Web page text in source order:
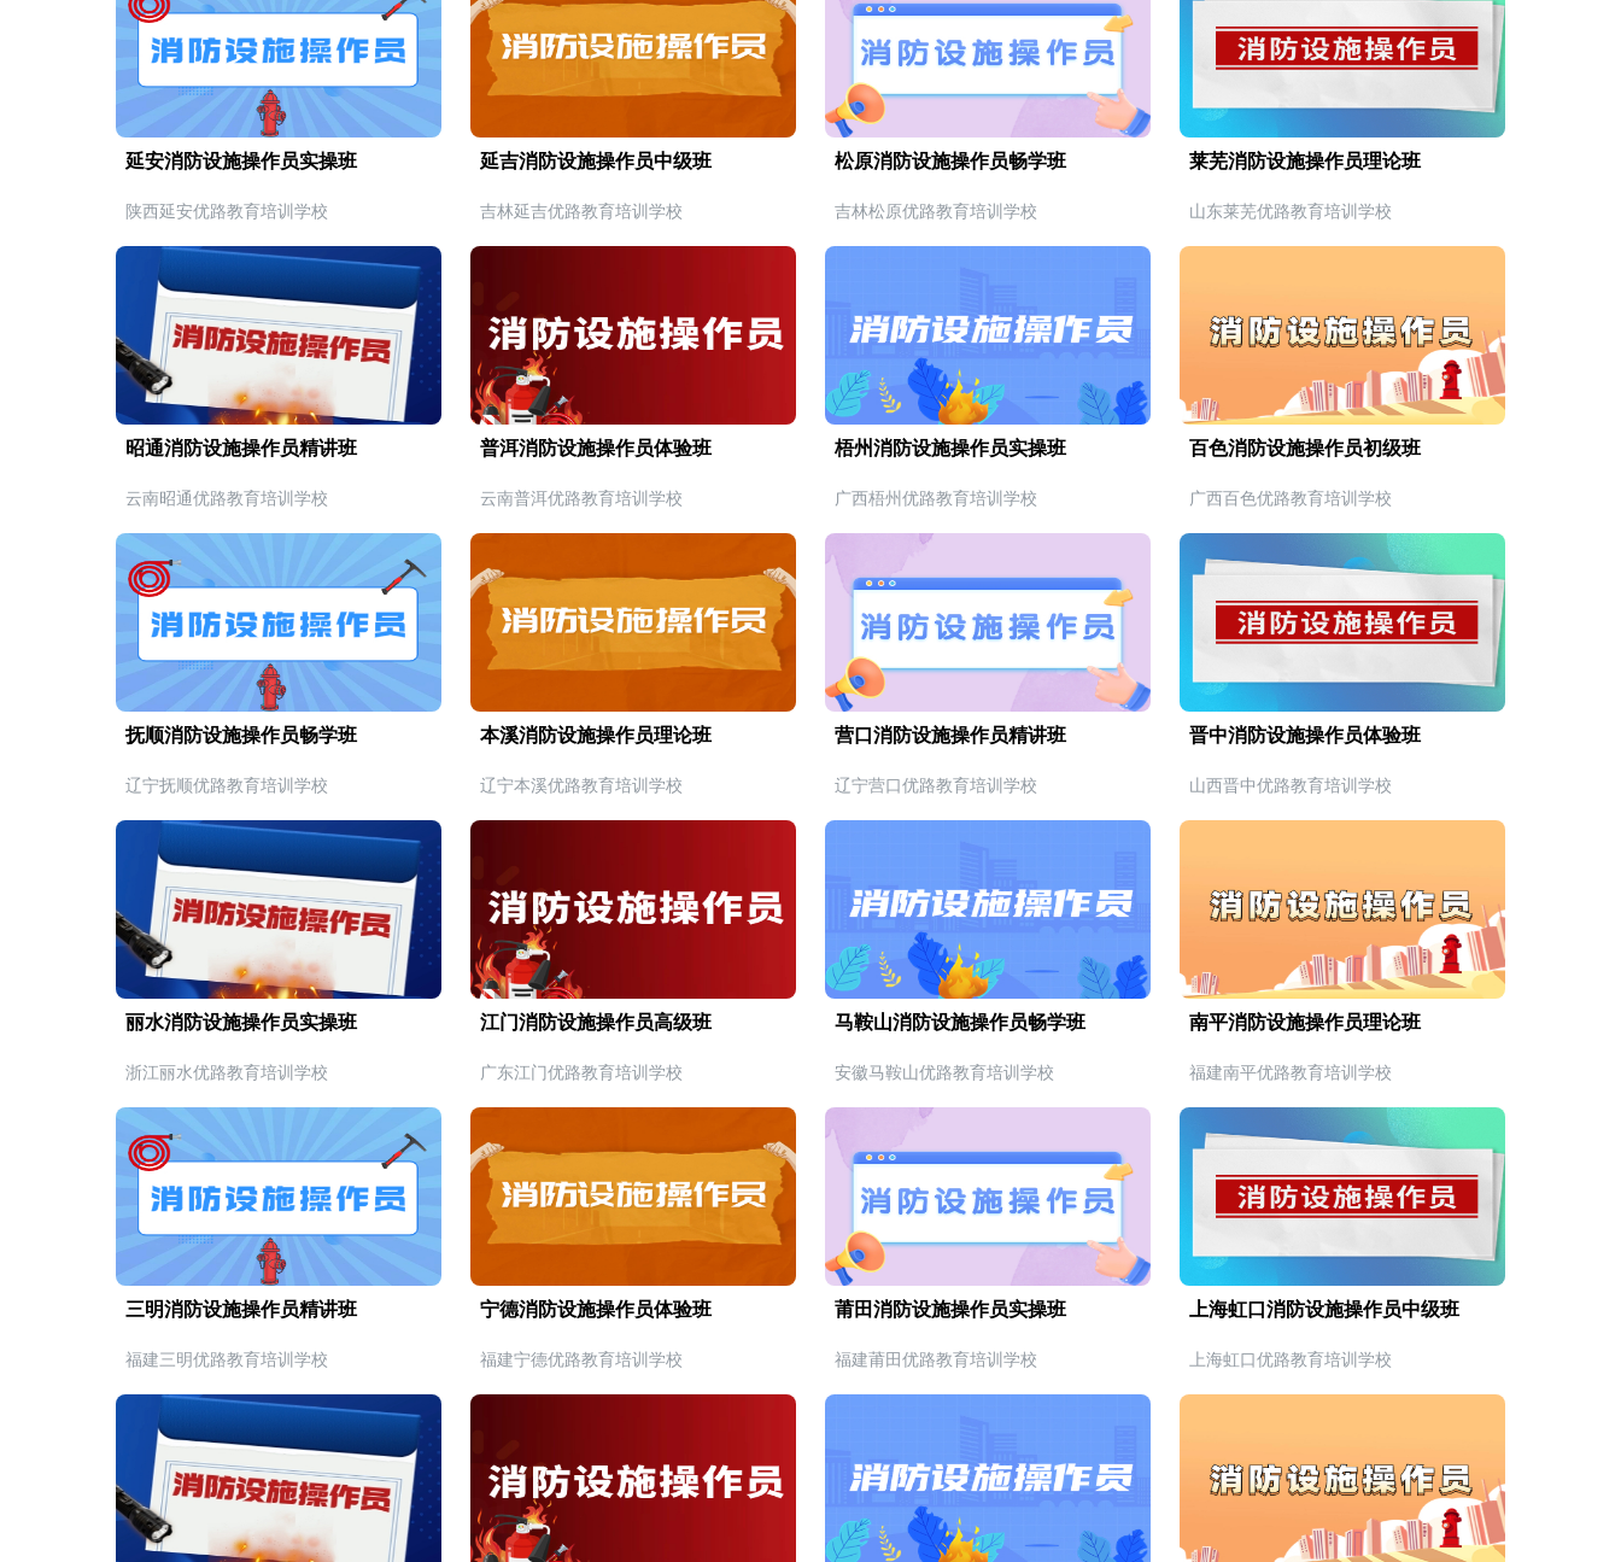
延安消防设施操作员实操班
陕西延安优路教育培训学校
延吉消防设施操作员中级班
吉林延吉优路教育培训学校
松原消防设施操作员畅学班
吉林松原优路教育培训学校
莱芜消防设施操作员理论班
山东莱芜优路教育培训学校
昭通消防设施操作员精讲班
云南昭通优路教育培训学校
普洱消防设施操作员体验班
云南普洱优路教育培训学校
梧州消防设施操作员实操班
广西梧州优路教育培训学校
百色消防设施操作员初级班
广西百色优路教育培训学校
抚顺消防设施操作员畅学班
辽宁抚顺优路教育培训学校
本溪消防设施操作员理论班
辽宁本溪优路教育培训学校
营口消防设施操作员精讲班
辽宁营口优路教育培训学校
晋中消防设施操作员体验班
山西晋中优路教育培训学校
丽水消防设施操作员实操班
浙江丽水优路教育培训学校
江门消防设施操作员高级班
广东江门优路教育培训学校
马鞍山消防设施操作员畅学班
安徽马鞍山优路教育培训学校
南平消防设施操作员理论班
福建南平优路教育培训学校
三明消防设施操作员精讲班
福建三明优路教育培训学校
宁德消防设施操作员体验班
福建宁德优路教育培训学校
莆田消防设施操作员实操班
福建莆田优路教育培训学校
上海虹口消防设施操作员中级班
上海虹口优路教育培训学校